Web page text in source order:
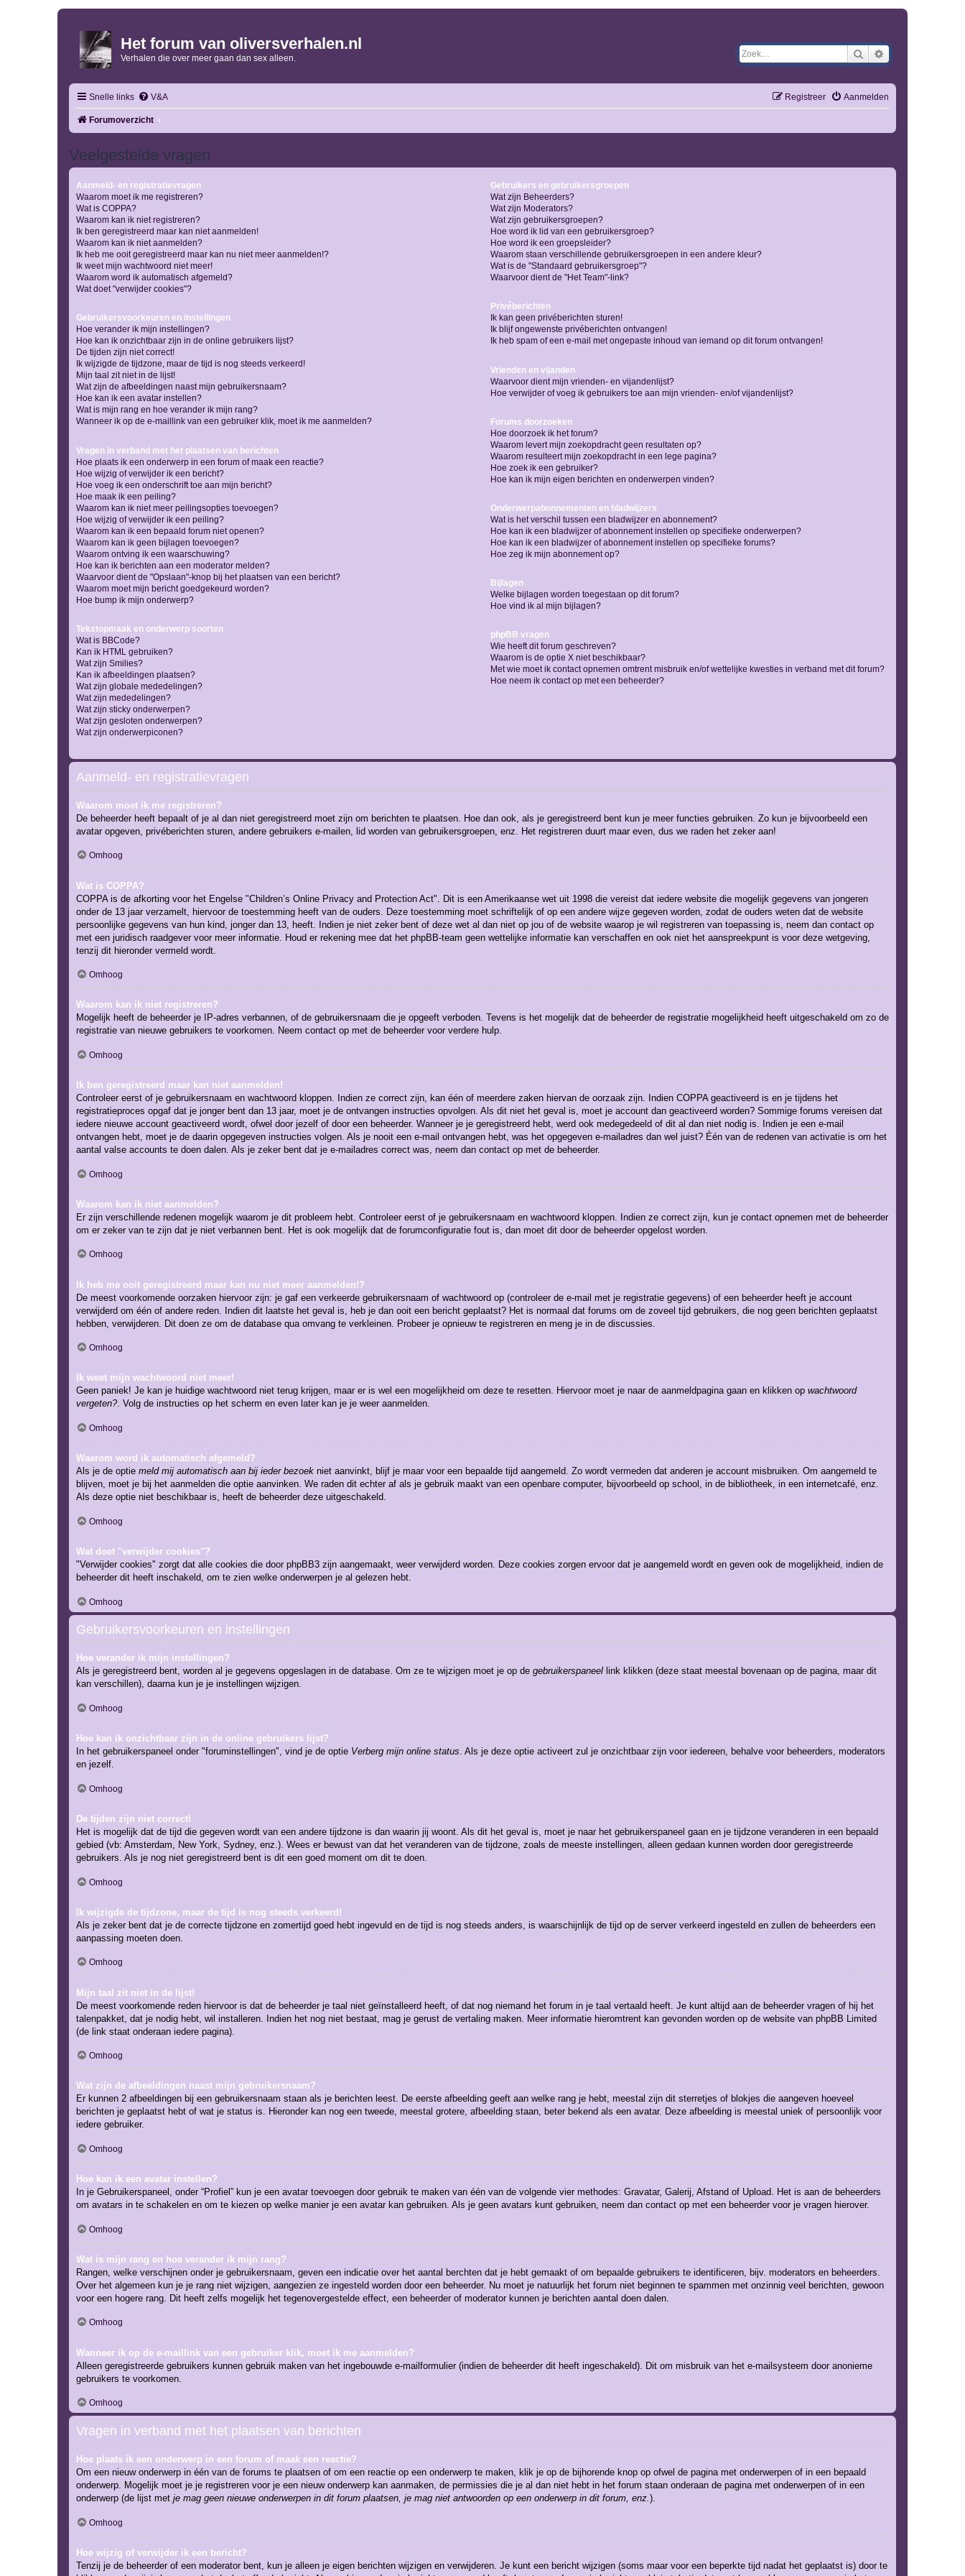
Het forum van oliversverhalen.nl
Verhalen die over meer gaan dan sex alleen. Zoek
Snelle links V&A Aanmelden
Registreer
Forumoverzicht
Veelgestelde vragen
Aanmeld- en registratievragen
Waarom moet ik me registreren?
Wat is COPPA?
Waarom kan ik niet registreren?
Ik ben geregistreerd maar kan niet aanmelden!
Waarom kan ik niet aanmelden?
Ik heb me ooit geregistreerd maar kan nu niet meer aanmelden!?
Ik weet mijn wachtwoord niet meer!
Waarom word ik automatisch afgemeld?
Wat doet "verwijder cookies"?
Gebruikersvoorkeuren en instellingen
Hoe verander ik mijn instellingen?
Hoe kan ik onzichtbaar zijn in de online gebruikers lijst?
De tijden zijn niet correct!
Ik wijzigde de tijdzone, maar de tijd is nog steeds verkeerd!
Mijn taal zit niet in de lijst!
Wat zijn de afbeeldingen naast mijn gebruikersnaam?
Hoe kan ik een avatar instellen?
Wat is mijn rang en hoe verander ik mijn rang?
Wanneer ik op de e-maillink van een gebruiker klik, moet ik me aanmelden?
Vragen in verband met het plaatsen van berichten
Hoe plaats ik een onderwerp in een forum of maak een reactie?
Hoe wijzig of verwijder ik een bericht?
Hoe voeg ik een onderschrift toe aan mijn bericht?
Hoe maak ik een peiling?
Waarom kan ik niet meer peilingsopties toevoegen?
Hoe wijzig of verwijder ik een peiling?
Waarom kan ik een bepaald forum niet openen?
Waarom kan ik geen bijlagen toevoegen?
Waarom ontving ik een waarschuwing?
Hoe kan ik berichten aan een moderator melden?
Waarvoor dient de "Opslaan"-knop bij het plaatsen van een bericht?
Waarom moet mijn bericht goedgekeurd worden?
Hoe bump ik mijn onderwerp?
Tekstopmaak en onderwerp soorten
Wat is BBCode?
Kan ik HTML gebruiken?
Wat zijn Smilies?
Kan ik afbeeldingen plaatsen?
Wat zijn globale mededelingen?
Wat zijn mededelingen?
Wat zijn sticky onderwerpen?
Wat zijn gesloten onderwerpen?
Wat zijn onderwerpiconen?
Gebruikers en gebruikersgroepen
Wat zijn Beheerders?
Wat zijn Moderators?
Wat zijn gebruikersgroepen?
Hoe word ik lid van een gebruikersgroep?
Hoe word ik een groepsleider?
Waarom staan verschillende gebruikersgroepen in een andere kleur?
Wat is de "Standaard gebruikersgroep"?
Waarvoor dient de "Het Team"-link?
Privéberichten
Ik kan geen privéberichten sturen!
Ik blijf ongewenste privéberichten ontvangen!
Ik heb spam of een e-mail met ongepaste inhoud van iemand op dit forum ontvangen!
Vrienden en vijanden
Waarvoor dient mijn vrienden- en vijandenlijst?
Hoe verwijder of voeg ik gebruikers toe aan mijn vrienden- en/of vijandenlijst?
Forums doorzoeken
Hoe doorzoek ik het forum?
Waarom levert mijn zoekopdracht geen resultaten op?
Waarom resulteert mijn zoekopdracht in een lege pagina?
Hoe zoek ik een gebruiker?
Hoe kan ik mijn eigen berichten en onderwerpen vinden?
Onderwerpabonnementen en bladwijzers
Wat is het verschil tussen een bladwijzer en abonnement?
Hoe kan ik een bladwijzer of abonnement instellen op specifieke onderwerpen?
Hoe kan ik een bladwijzer of abonnement instellen op specifieke forums?
Hoe zeg ik mijn abonnement op?
Bijlagen
Welke bijlagen worden toegestaan op dit forum?
Hoe vind ik al mijn bijlagen?
phpBB vragen
Wie heeft dit forum geschreven?
Waarom is de optie X niet beschikbaar?
Met wie moet ik contact opnemen omtrent misbruik en/of wettelijke kwesties in verband met dit forum?
Hoe neem ik contact op met een beheerder?
Aanmeld- en registratievragen
Waarom moet ik me registreren?
De beheerder heeft bepaalt of je al dan niet geregistreerd moet zijn om berichten te plaatsen. Hoe dan ook, als je geregistreerd bent kun je meer functies gebruiken. Zo kun je bijvoorbeeld een
avatar opgeven, privéberichten sturen, andere gebruikers e-mailen, lid worden van gebruikersgroepen, enz. Het registreren duurt maar even, dus we raden het zeker aan!
Omhoog
Wat is COPPA?
COPPA is de afkorting voor het Engelse "Children’s Online Privacy and Protection Act". Dit is een Amerikaanse wet uit 1998 die vereist dat iedere website die mogelijk gegevens van jongeren
onder de 13 jaar verzamelt, hiervoor de toestemming heeft van de ouders. Deze toestemming moet schriftelijk of op een andere wijze gegeven worden, zodat de ouders weten dat de website
persoonlijke gegevens van hun kind, jonger dan 13, heeft. Indien je niet zeker bent of deze wet al dan niet op jou of de website waarop je wil registreren van toepassing is, neem dan contact op
met een juridisch raadgever voor meer informatie. Houd er rekening mee dat het phpBB-team geen wettelijke informatie kan verschaffen en ook niet het aanspreekpunt is voor deze wetgeving,
tenzij dit hieronder vermeld wordt.
Omhoog
Waarom kan ik niet registreren?
Mogelijk heeft de beheerder je IP-adres verbannen, of de gebruikersnaam die je opgeeft verboden. Tevens is het mogelijk dat de beheerder de registratie mogelijkheid heeft uitgeschakeld om zo de
registratie van nieuwe gebruikers te voorkomen. Neem contact op met de beheerder voor verdere hulp.
Omhoog
Ik ben geregistreerd maar kan niet aanmelden!
Controleer eerst of je gebruikersnaam en wachtwoord kloppen. Indien ze correct zijn, kan één of meerdere zaken hiervan de oorzaak zijn. Indien COPPA geactiveerd is en je tijdens het
registratieproces opgaf dat je jonger bent dan 13 jaar, moet je de ontvangen instructies opvolgen. Als dit niet het geval is, moet je account dan geactiveerd worden? Sommige forums vereisen dat
iedere nieuwe account geactiveerd wordt, ofwel door jezelf of door een beheerder. Wanneer je je geregistreerd hebt, werd ook medegedeeld of dit al dan niet nodig is. Indien je een e-mail
ontvangen hebt, moet je de daarin opgegeven instructies volgen. Als je nooit een e-mail ontvangen hebt, was het opgegeven e-mailadres dan wel juist? Één van de redenen van activatie is om het
aantal valse accounts te doen dalen. Als je zeker bent dat je e-mailadres correct was, neem dan contact op met de beheerder.
Omhoog
Waarom kan ik niet aanmelden?
Er zijn verschillende redenen mogelijk waarom je dit probleem hebt. Controleer eerst of je gebruikersnaam en wachtwoord kloppen. Indien ze correct zijn, kun je contact opnemen met de beheerder
om er zeker van te zijn dat je niet verbannen bent. Het is ook mogelijk dat de forumconfiguratie fout is, dan moet dit door de beheerder opgelost worden.
Omhoog
Ik heb me ooit geregistreerd maar kan nu niet meer aanmelden!?
De meest voorkomende oorzaken hiervoor zijn: je gaf een verkeerde gebruikersnaam of wachtwoord op (controleer de e-mail met je registratie gegevens) of een beheerder heeft je account
verwijderd om één of andere reden. Indien dit laatste het geval is, heb je dan ooit een bericht geplaatst? Het is normaal dat forums om de zoveel tijd gebruikers, die nog geen berichten geplaatst
hebben, verwijderen. Dit doen ze om de database qua omvang te verkleinen. Probeer je opnieuw te registreren en meng je in de discussies.
Omhoog
Ik weet mijn wachtwoord niet meer!
Geen paniek! Je kan je huidige wachtwoord niet terug krijgen, maar er is wel een mogelijkheid om deze te resetten. Hiervoor moet je naar de aanmeldpagina gaan en klikken op wachtwoord
vergeten?. Volg de instructies op het scherm en even later kan je je weer aanmelden.
Omhoog
Waarom word ik automatisch afgemeld?
Als je de optie meld mij automatisch aan bij ieder bezoek niet aanvinkt, blijf je maar voor een bepaalde tijd aangemeld. Zo wordt vermeden dat anderen je account misbruiken. Om aangemeld te
blijven, moet je bij het aanmelden die optie aanvinken. We raden dit echter af als je gebruik maakt van een openbare computer, bijvoorbeeld op school, in de bibliotheek, in een internetcafé, enz.
Als deze optie niet beschikbaar is, heeft de beheerder deze uitgeschakeld.
Omhoog
Wat doet "verwijder cookies"?
"Verwijder cookies" zorgt dat alle cookies die door phpBB3 zijn aangemaakt, weer verwijderd worden. Deze cookies zorgen ervoor dat je aangemeld wordt en geven ook de mogelijkheid, indien de
beheerder dit heeft inschakeld, om te zien welke onderwerpen je al gelezen hebt.
Omhoog
Gebruikersvoorkeuren en instellingen
Hoe verander ik mijn instellingen?
Als je geregistreerd bent, worden al je gegevens opgeslagen in de database. Om ze te wijzigen moet je op de gebruikerspaneel link klikken (deze staat meestal bovenaan op de pagina, maar dit
kan verschillen), daarna kun je je instellingen wijzigen.
Omhoog
Hoe kan ik onzichtbaar zijn in de online gebruikers lijst?
In het gebruikerspaneel onder "foruminstellingen", vind je de optie Verberg mijn online status. Als je deze optie activeert zul je onzichtbaar zijn voor iedereen, behalve voor beheerders, moderators
en jezelf.
Omhoog
De tijden zijn niet correct!
Het is mogelijk dat de tijd die gegeven wordt van een andere tijdzone is dan waarin jij woont. Als dit het geval is, moet je naar het gebruikerspaneel gaan en je tijdzone veranderen in een bepaald
gebied (vb: Amsterdam, New York, Sydney, enz.). Wees er bewust van dat het veranderen van de tijdzone, zoals de meeste instellingen, alleen gedaan kunnen worden door geregistreerde
gebruikers. Als je nog niet geregistreerd bent is dit een goed moment om dit te doen.
Omhoog
Ik wijzigde de tijdzone, maar de tijd is nog steeds verkeerd!
Als je zeker bent dat je de correcte tijdzone en zomertijd goed hebt ingevuld en de tijd is nog steeds anders, is waarschijnlijk de tijd op de server verkeerd ingesteld en zullen de beheerders een
aanpassing moeten doen.
Omhoog
Mijn taal zit niet in de lijst!
De meest voorkomende reden hiervoor is dat de beheerder je taal niet geïnstalleerd heeft, of dat nog niemand het forum in je taal vertaald heeft. Je kunt altijd aan de beheerder vragen of hij het
talenpakket, dat je nodig hebt, wil installeren. Indien het nog niet bestaat, mag je gerust de vertaling maken. Meer informatie hieromtrent kan gevonden worden op de website van phpBB Limited
(de link staat onderaan iedere pagina).
Omhoog
Wat zijn de afbeeldingen naast mijn gebruikersnaam?
Er kunnen 2 afbeeldingen bij een gebruikersnaam staan als je berichten leest. De eerste afbeelding geeft aan welke rang je hebt, meestal zijn dit sterretjes of blokjes die aangeven hoeveel
berichten je geplaatst hebt of wat je status is. Hieronder kan nog een tweede, meestal grotere, afbeelding staan, beter bekend als een avatar. Deze afbeelding is meestal uniek of persoonlijk voor
iedere gebruiker.
Omhoog
Hoe kan ik een avatar instellen?
In je Gebruikerspaneel, onder “Profiel” kun je een avatar toevoegen door gebruik te maken van één van de volgende vier methodes: Gravatar, Galerij, Afstand of Upload. Het is aan de beheerders
om avatars in te schakelen en om te kiezen op welke manier je een avatar kan gebruiken. Als je geen avatars kunt gebruiken, neem dan contact op met een beheerder voor je vragen hierover.
Omhoog
Wat is mijn rang en hoe verander ik mijn rang?
Rangen, welke verschijnen onder je gebruikersnaam, geven een indicatie over het aantal berchten dat je hebt gemaakt of om bepaalde gebruikers te identificeren, bijv. moderators en beheerders.
Over het algemeen kun je je rang niet wijzigen, aangezien ze ingesteld worden door een beheerder. Nu moet je natuurlijk het forum niet beginnen te spammen met onzinnig veel berichten, gewoon
voor een hogere rang. Dit heeft zelfs mogelijk het tegenovergestelde effect, een beheerder of moderator kunnen je berichten aantal doen dalen.
Omhoog
Wanneer ik op de e-maillink van een gebruiker klik, moet ik me aanmelden?
Alleen geregistreerde gebruikers kunnen gebruik maken van het ingebouwde e-mailformulier (indien de beheerder dit heeft ingeschakeld). Dit om misbruik van het e-mailsysteem door anonieme
gebruikers te voorkomen.
Omhoog
Vragen in verband met het plaatsen van berichten
Hoe plaats ik een onderwerp in een forum of maak een reactie?
Om een nieuw onderwerp in één van de forums te plaatsen of om een reactie op een onderwerp te maken, klik je op de bijhorende knop op ofwel de pagina met onderwerpen of in een bepaald
onderwerp. Mogelijk moet je je registreren voor je een nieuw onderwerp kan aanmaken, de permissies die je al dan niet hebt in het forum staan onderaan de pagina met onderwerpen of in een
onderwerp (de lijst met je mag geen nieuwe onderwerpen in dit forum plaatsen, je mag niet antwoorden op een onderwerp in dit forum, enz.).
Omhoog
Hoe wijzig of verwijder ik een bericht?
Tenzij je de beheerder of een moderator bent, kun je alleen je eigen berichten wijzigen en verwijderen. Je kunt een bericht wijzigen (soms maar voor een beperkte tijd nadat het geplaatst is) door te